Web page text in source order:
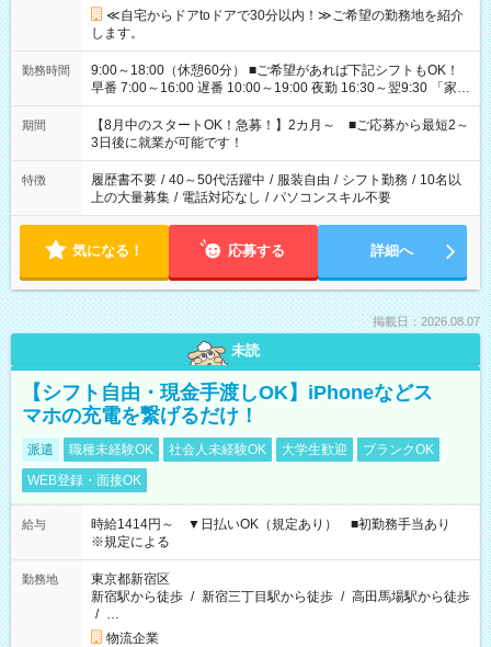
≪自宅からドアtoドアで30分以内！≫ご希望の勤務地を紹介
します。
勤務時間
9:00～18:00（休憩60分） ■ご希望があれば下記シフトもOK！
早番 7:00～16:00 遅番 10:00～19:00 夜勤 16:30～翌9:30 「家族
と休みを合わせたい」 「余裕を持って夕飯の準備がしたい」
「できれば残業はしたくない」 など、ご希望を教えてください
ね。 ※Wワーク希望の方へ 今ご覧のお仕事で希望する勤務時間
と、もう1つのお仕事の勤務時間。 合計で週40時間を超える場
合は応募できません。
期間
【8月中のスタートOK！急募！】2カ月～ ■ご応募から最短2～
3日後に就業が可能です！
特徴 履歴書不要 / 40～50代活躍中 / 服装自由 / シフト勤務 / 10名以
上の大量募集 / 電話対応なし / パソコンスキル不要
気になる！ 応募する 詳細へ
掲載日：2026.08.07
未読
【シフト自由・現金手渡しOK】iPhoneなどス
マホの充電を繋げるだけ！
派遣 職種未経験OK 社会人未経験OK 大学生歓迎
ブランクOK
WEB登録・面接OK
給与
時給1414円～ ▼日払いOK（規定あり） ■初勤務手当あり
※規定による
勤務地
東京都新宿区
新宿駅から徒歩 / 新宿三丁目駅から徒歩 / 高田馬場駅から徒歩
/ …
物流企業